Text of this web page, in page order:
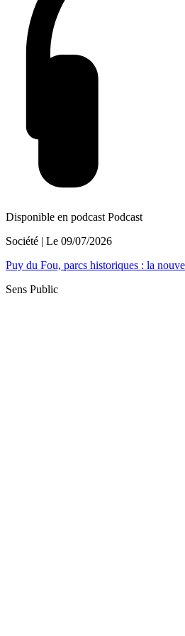
Disponible en podcast Podcast
Société | Le 09/07/2026
Puy du Fou, parcs historiques : la
Sens Public